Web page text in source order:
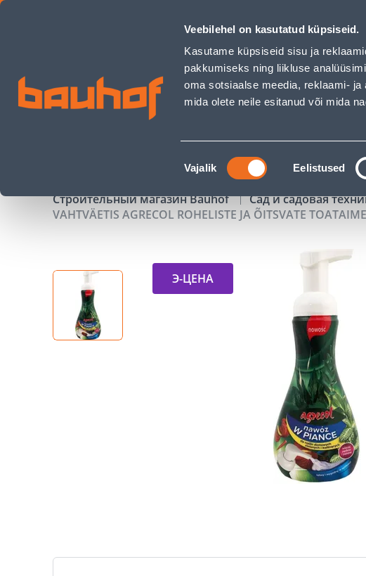
Veebilehel on kasutatud küpsiseid.
Kasutame küpsiseid sisu ja
pakkumiseks ning liikluse
oma sotsiaalse meedia, reklaami-
mida olete neile esitanud või mida
Nõusoleku
valik
Vajalik Eelistused
VAHTVÄETIS AGRECOL ROHELISTE JA ÕITSVATE TOATAIMEDE 250ML
Обслуживание бизнес-клиентов
АКЦИИ КАТАЛОГИ
Строительный магазин Bauhof Сад и садовая
VAHTVÄETIS AGRECOL ROHELISTE JA ÕITSVATE
Э-ЦЕНА